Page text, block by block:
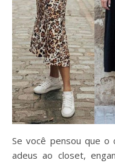
Se você pensou que o
adeus ao closet,